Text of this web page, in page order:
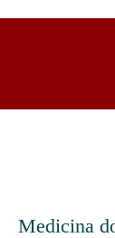
Medicina